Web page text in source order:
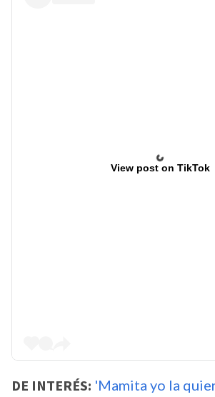
View post on TikTok
DE INTERÉS: 'Mamita yo la